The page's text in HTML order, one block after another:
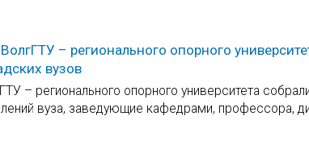
– регионального опорного
вузов
– регионального опорного университета
вуза, заведующие кафедрами, профессора,